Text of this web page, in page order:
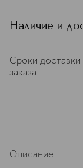
Наличие и
Сроки
заказа
Описание